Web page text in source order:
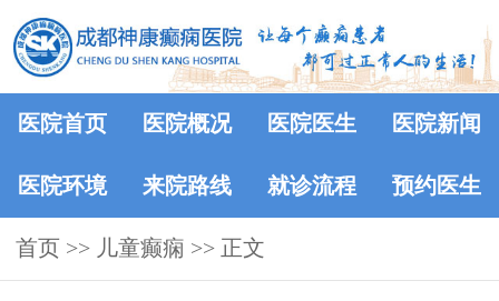
医院首页 医院概况 医院医生 医院新闻
医院环境 来院路线 就诊流程 预约医生
首页 >> 儿童癫痫 >> 正文